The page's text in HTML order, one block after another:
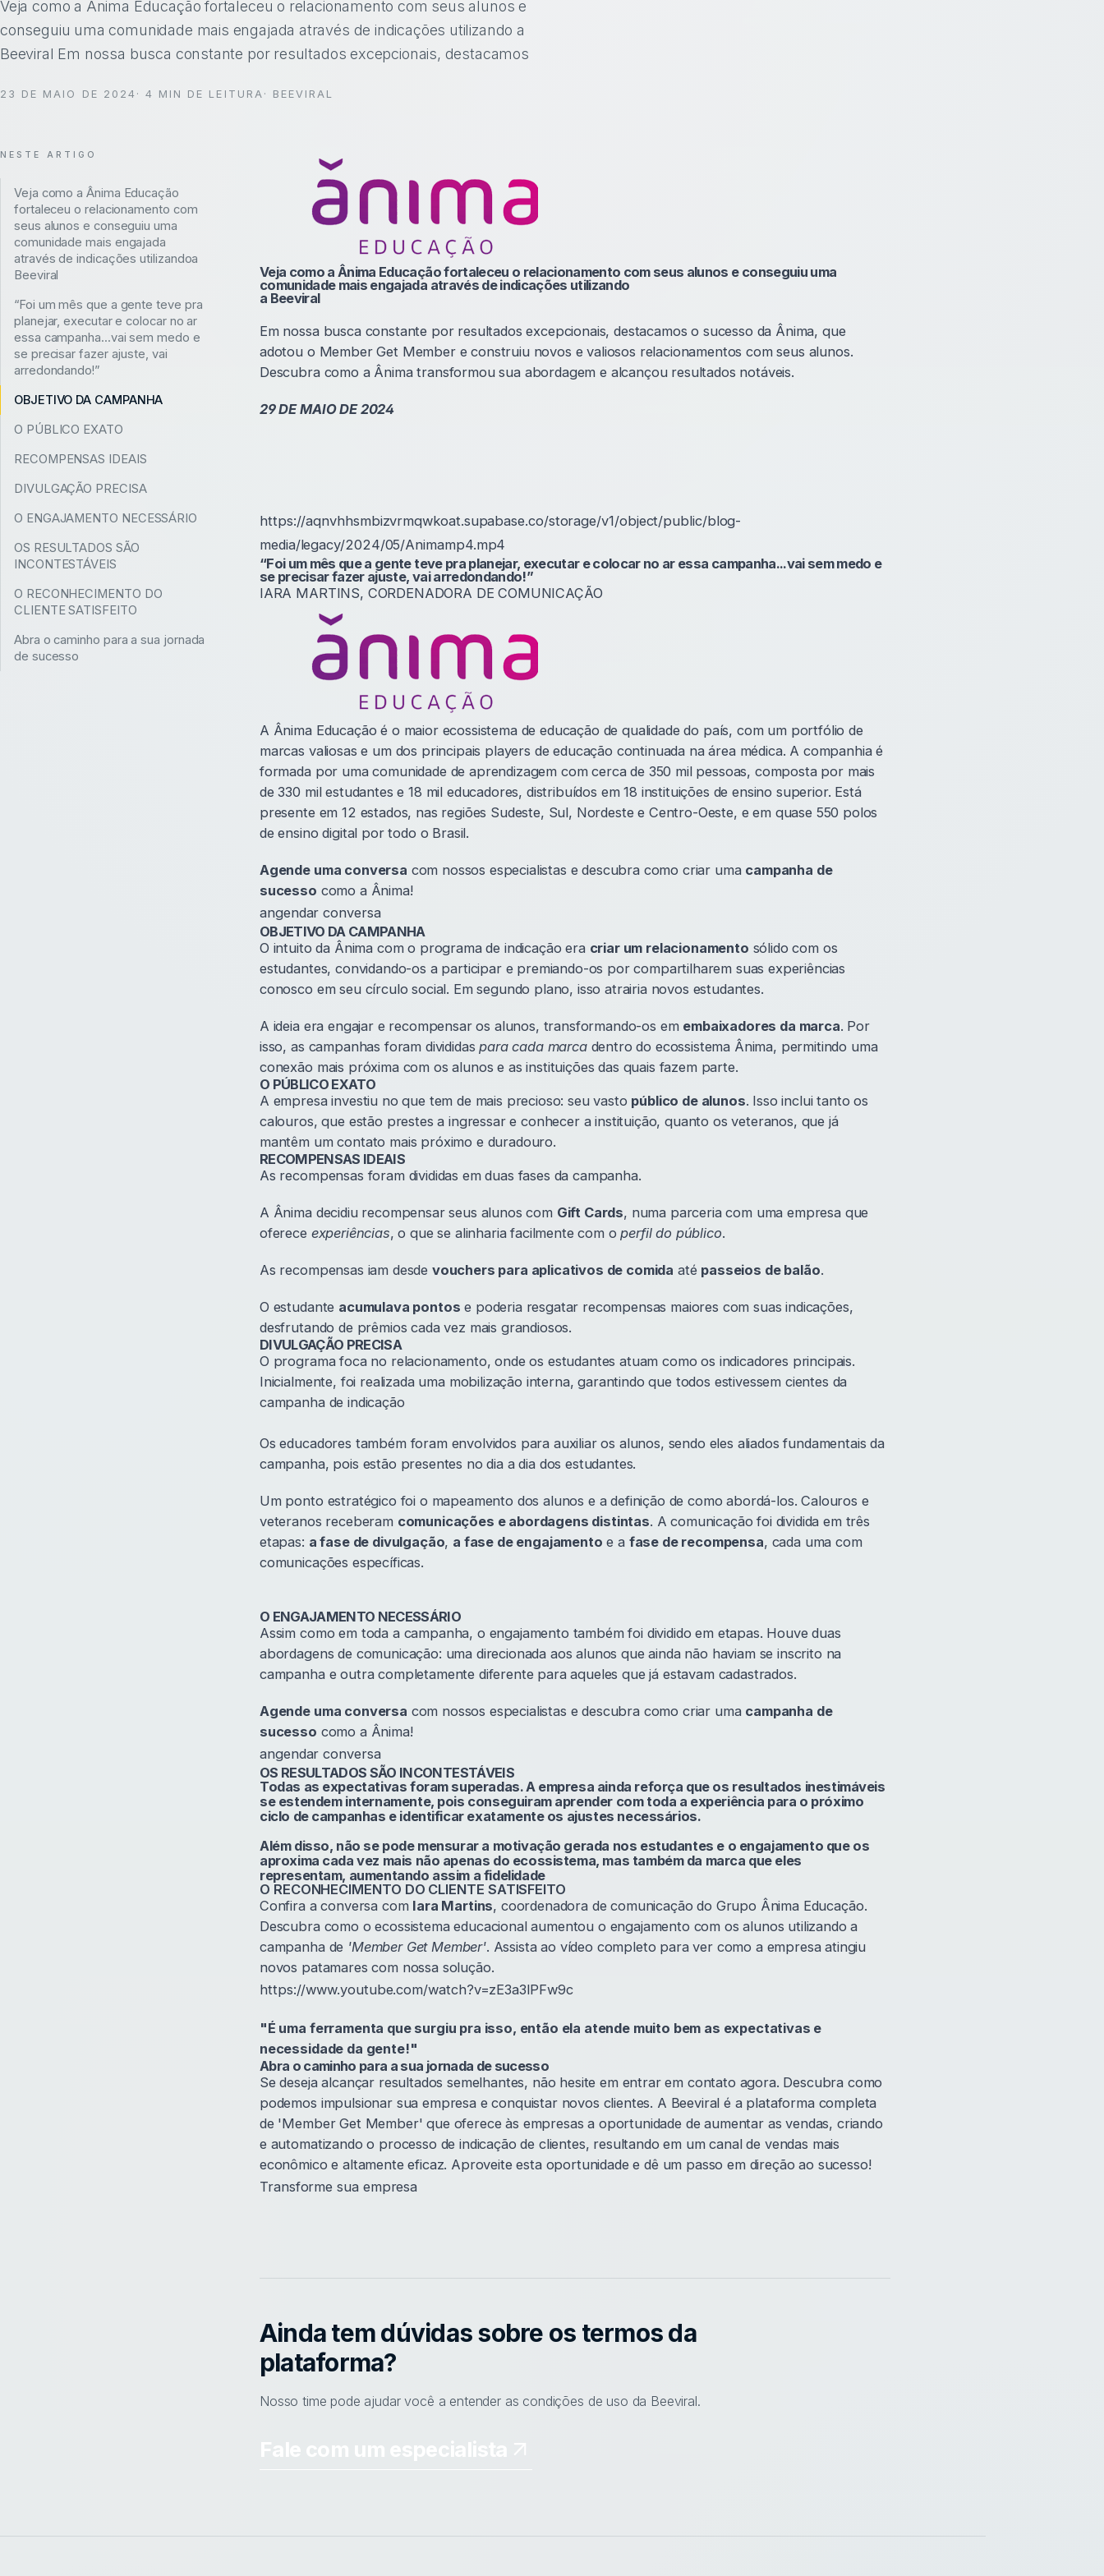
um canal contínuo de aquisição.
Saiba mais
Veja como a Ânima Educação fortaleceu o relacionamento com seus alunos e
conseguiu uma comunidade mais engajada através de indicações utilizando a
Beeviral Em nossa busca constante por resultados excepcionais, destacamos
23 DE MAIO DE 2024 · 4 MIN DE LEITURA · BEEVIRAL
NESTE ARTIGO
Veja como a Ânima Educação
fortaleceu o relacionamento com
seus alunos e conseguiu uma
comunidade mais engajada
através de indicações utilizandoa
Beeviral
“Foi um mês que a gente teve pra
planejar, executar e colocar no ar
essa campanha...vai sem medo e
se precisar fazer ajuste, vai
arredondando!”
OBJETIVO DA CAMPANHA
O PÚBLICO EXATO
RECOMPENSAS IDEAIS
DIVULGAÇÃO PRECISA
O ENGAJAMENTO NECESSÁRIO
OS RESULTADOS SÃO
INCONTESTÁVEIS
O RECONHECIMENTO DO
CLIENTE SATISFEITO
Abra o caminho para a sua jornada
de sucesso
Veja como a Ânima Educação fortaleceu o relacionamento com seus alunos e conseguiu uma
comunidade mais engajada através de indicações utilizando
a Beeviral
Em nossa busca constante por resultados excepcionais, destacamos o sucesso da Ânima, que
adotou o Member Get Member e construiu novos e valiosos relacionamentos com seus alunos.
Descubra como a Ânima transformou sua abordagem e alcançou resultados notáveis.
29 DE MAIO DE 2024
https://aqnvhhsmbizvrmqwkoat.supabase.co/storage/v1/object/public/blog-
media/legacy/2024/05/Animamp4.mp4
“Foi um mês que a gente teve pra planejar, executar e colocar no ar essa campanha...vai sem medo e
se precisar fazer ajuste, vai arredondando!”
IARA MARTINS, CORDENADORA DE COMUNICAÇÃO
A Ânima Educação é o maior ecossistema de educação de qualidade do país, com um portfólio de
marcas valiosas e um dos principais players de educação continuada na área médica. A companhia é
formada por uma comunidade de aprendizagem com cerca de 350 mil pessoas, composta por mais
de 330 mil estudantes e 18 mil educadores, distribuídos em 18 instituições de ensino superior. Está
presente em 12 estados, nas regiões Sudeste, Sul, Nordeste e Centro-Oeste, e em quase 550 polos
de ensino digital por todo o Brasil.
Agende uma conversa com nossos especialistas e descubra como criar uma campanha de
sucesso como a Ânima!
angendar conversa
OBJETIVO DA CAMPANHA
O intuito da Ânima com o programa de indicação era criar um relacionamento sólido com os
estudantes, convidando-os a participar e premiando-os por compartilharem suas experiências
conosco em seu círculo social. Em segundo plano, isso atrairia novos estudantes.
A ideia era engajar e recompensar os alunos, transformando-os em embaixadores da marca. Por
isso, as campanhas foram divididaspara cada marcadentro do ecossistema Ânima, permitindo uma
conexão mais próxima com os alunos e as instituições das quais fazem parte.
O PÚBLICO EXATO
A empresa investiu no que tem de mais precioso: seu vasto público de alunos. Isso inclui tanto os
calouros, que estão prestes a ingressar e conhecer a instituição, quanto os veteranos, que já
mantêm um contato mais próximo e duradouro.
RECOMPENSAS IDEAIS
As recompensas foram divididas em duas fases da campanha.
A Ânima decidiu recompensar seus alunos com Gift Cards, numa parceria com uma empresa que
oferece experiências, o que se alinharia facilmente com operfil do público.
As recompensas iam desde vouchers para aplicativos de comida até passeios de balão.
O estudante acumulava pontos e poderia resgatar recompensas maiores com suas indicações,
desfrutando de prêmios cada vez mais grandiosos.
DIVULGAÇÃO PRECISA
O programa foca no relacionamento, onde os estudantes atuam como os indicadores principais.
Inicialmente, foi realizada uma mobilização interna, garantindo que todos estivessem cientes da
campanha de indicação
Os educadores também foram envolvidos para auxiliar os alunos, sendo eles aliados fundamentais da
campanha, pois estão presentes no dia a dia dos estudantes.
Um ponto estratégico foi o mapeamento dos alunos e a definição de como abordá-los. Calouros e
veteranos receberam comunicações e abordagens distintas. A comunicação foi dividida em três
etapas: a fase de divulgação, a fase de engajamento e a fase de recompensa, cada uma com
comunicações específicas.
O ENGAJAMENTO NECESSÁRIO
Assim como em toda a campanha, o engajamento também foi dividido em etapas. Houve duas
abordagens de comunicação: uma direcionada aos alunos que ainda não haviam se inscrito na
campanha e outra completamente diferente para aqueles que já estavam cadastrados.
Agende uma conversa com nossos especialistas e descubra como criar uma campanha de
sucesso como a Ânima!
angendar conversa
OS RESULTADOS SÃO INCONTESTÁVEIS
Todas as expectativas foram superadas. A empresa ainda reforça que os resultados inestimáveis
se estendem internamente, pois conseguiram aprender com toda a experiência para o próximo
ciclo de campanhas e identificar exatamente os ajustes necessários.
Além disso, não se pode mensurar a motivação gerada nos estudantes e o engajamento que os
aproxima cada vez mais não apenas do ecossistema, mas também da marca que eles
representam, aumentando assim a fidelidade
O RECONHECIMENTO DO CLIENTE SATISFEITO
Confira a conversa com Iara Martins, coordenadora de comunicação do Grupo Ânima Educação.
Descubra como o ecossistema educacional aumentou o engajamento com os alunos utilizando a
campanha de 'Member Get Member'. Assista ao vídeo completo para ver como a empresa atingiu
novos patamares com nossa solução.
https://www.youtube.com/watch?v=zE3a3lPFw9c
"É uma ferramenta que surgiu pra isso, então ela atende muito bem as expectativas e
necessidade da gente!"
Abra o caminho para a sua jornada de sucesso
Se deseja alcançar resultados semelhantes, não hesite em entrar em contato agora. Descubra como
podemos impulsionar sua empresa e conquistar novos clientes. A Beeviral é a plataforma completa
de 'Member Get Member' que oferece às empresas a oportunidade de aumentar as vendas, criando
e automatizando o processo de indicação de clientes, resultando em um canal de vendas mais
econômico e altamente eficaz. Aproveite esta oportunidade e dê um passo em direção ao sucesso!
Transforme sua empresa
Ainda tem dúvidas sobre os termos da
plataforma?
Nosso time pode ajudar você a entender as condições de uso da Beeviral.